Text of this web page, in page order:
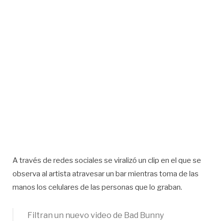
A través de redes sociales se viralizó un clip en el que se
observa al artista atravesar un bar mientras toma de las
manos los celulares de las personas que lo graban.
Filtran un nuevo video de Bad Bunny